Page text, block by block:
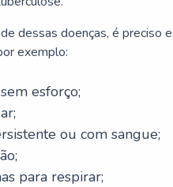
dessas doenças, é preciso
exemplo:
esforço;
ou com sangue;
para respirar;